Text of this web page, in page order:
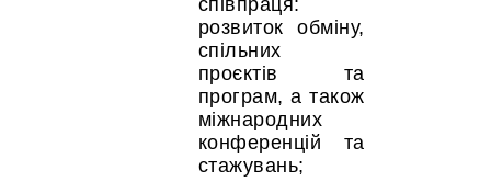
співпраця:
розвиток обміну,
спільних
проєктів та
програм, а також
міжнародних
конференцій та
стажувань;